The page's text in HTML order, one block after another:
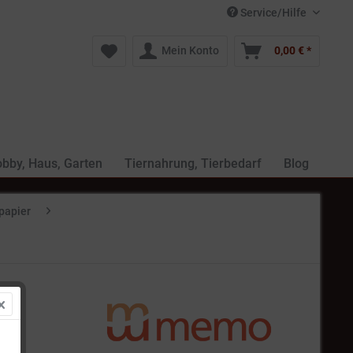
Service/Hilfe
Mein Konto 0,00 € *
Haus, Garten Tiernahrung, Tierbedarf Blog